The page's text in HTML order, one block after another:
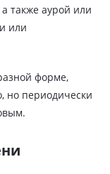
также аурой или
или
форме,
но периодически